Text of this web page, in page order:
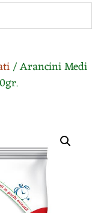
/ Arancini Medi